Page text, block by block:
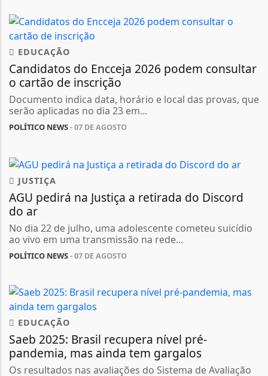
EDUCAÇÃO
Candidatos do Encceja 2026 podem consultar
o cartão de inscrição
Documento indica data, horário e local das provas, que
serão aplicadas no dia 23 em...
POLÍTICO NEWS- 07 DE AGOSTO
JUSTIÇA
AGU pedirá na Justiça a retirada do Discord
do ar
No dia 22 de julho, uma adolescente cometeu suicídio
ao vivo em uma transmissão na rede...
POLÍTICO NEWS- 07 DE AGOSTO
EDUCAÇÃO
Saeb 2025: Brasil recupera nível pré-
pandemia, mas ainda tem gargalos
Os resultados nas avaliações do Sistema de Avaliação